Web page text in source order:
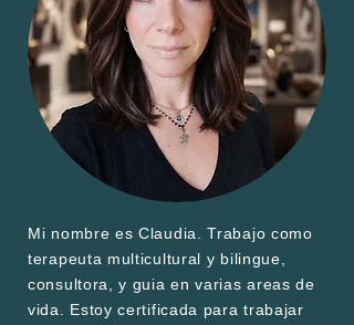
Mi nombre es Claudia. Trabajo como
terapeuta multicultural y bilingue,
consultora, y guia en varias areas de
vida. Estoy certificada para trabajar